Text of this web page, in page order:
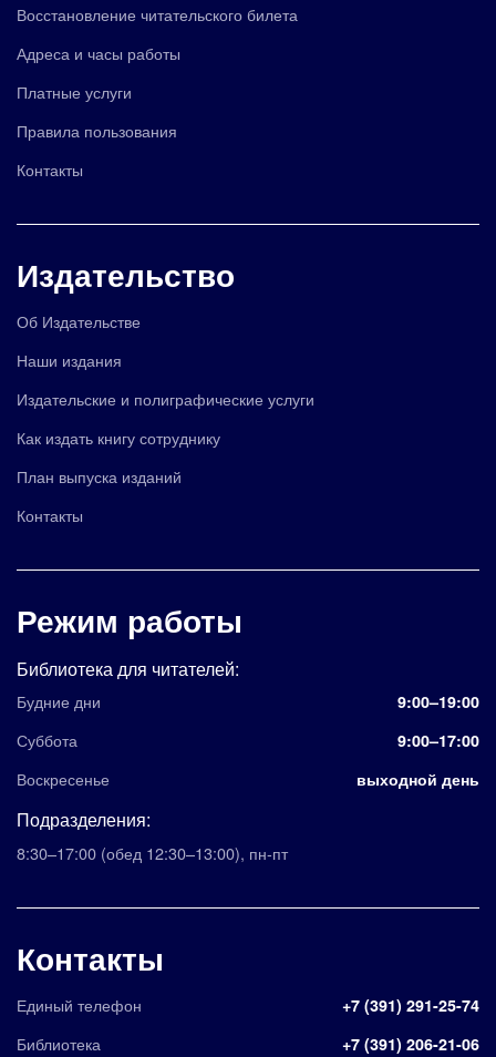
Восстановление читательского билета
Адреса и часы работы
Платные услуги
Правила пользования
Контакты
Издательство
Об Издательстве
Наши издания
Издательские и полиграфические услуги
Как издать книгу сотруднику
План выпуска изданий
Контакты
Режим работы
Библиотека для читателей:
Будние дни 9:00–19:00
Суббота 9:00–17:00
Воскресенье выходной день
Подразделения:
8:30–17:00 (обед 12:30–13:00), пн-пт
Контакты
Единый телефон +7 (391) 291-25-74
Библиотека +7 (391) 206-21-06